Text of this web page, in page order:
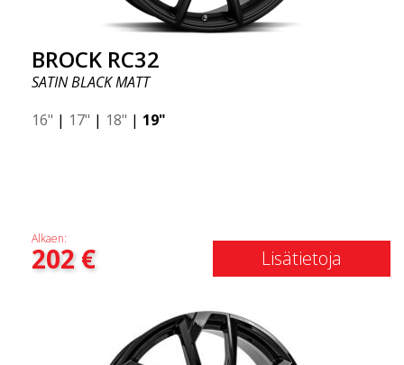
BROCK RC32
SATIN BLACK MATT
16" | 17" | 18" | 19"
Alkaen:
202€ Lisätietoja